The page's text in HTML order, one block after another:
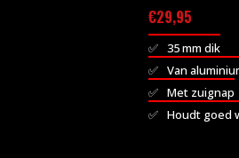
€29,95
35 mm dik
Van
Met zuignap
Houdt goed